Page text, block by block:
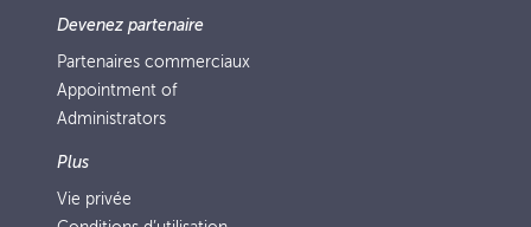
Devenez partenaire
Partenaires commerciaux
Appointment of
Administrators
Plus
Vie privée